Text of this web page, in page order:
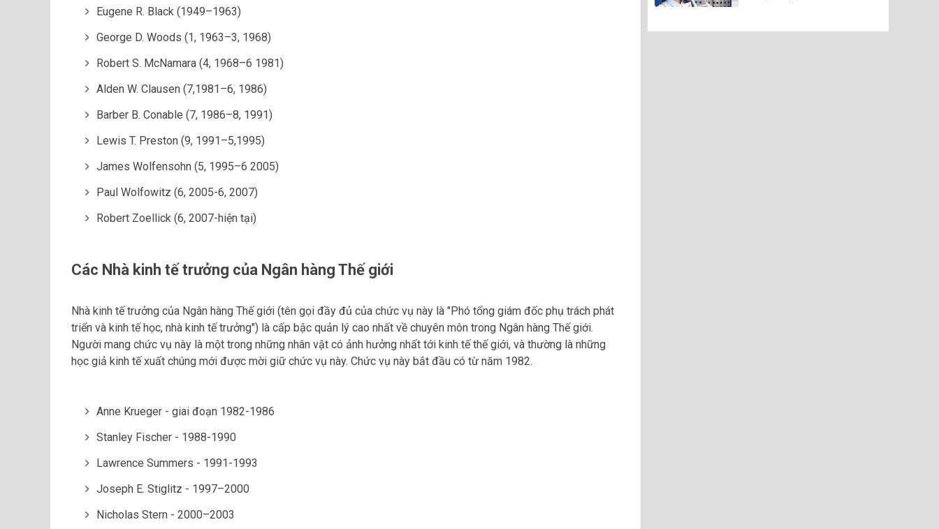
Eugene R. Black (1949–1963)
George D. Woods (1, 1963–3, 1968)
Robert S. McNamara (4, 1968–6 1981)
Alden W. Clausen (7,1981–6, 1986)
Barber B. Conable (7, 1986–8, 1991)
Lewis T. Preston (9, 1991–5,1995)
James Wolfensohn (5, 1995–6 2005)
Paul Wolfowitz (6, 2005-6, 2007)
Robert Zoellick (6, 2007-hiện tại)
Các Nhà kinh tế trưởng của Ngân hàng Thế giới
Nhà kinh tế trưởng của Ngân hàng Thế giới (tên gọi đầy đủ của chức vụ này là "Phó tổng giám đốc phụ trách phát
triển và kinh tế học, nhà kinh tế trưởng") là cấp bậc quản lý cao nhất về chuyên môn trong Ngân hàng Thế giới.
Người mang chức vụ này là một trong những nhân vật có ảnh hưởng nhất tới kinh tế thế giới, và thường là những
học giả kinh tế xuất chúng mới được mời giữ chức vụ này. Chức vụ này bắt đầu có từ năm 1982.
Anne Krueger - giai đoạn 1982-1986
Stanley Fischer - 1988-1990
Lawrence Summers - 1991-1993
Joseph E. Stiglitz - 1997–2000
Nicholas Stern - 2000–2003